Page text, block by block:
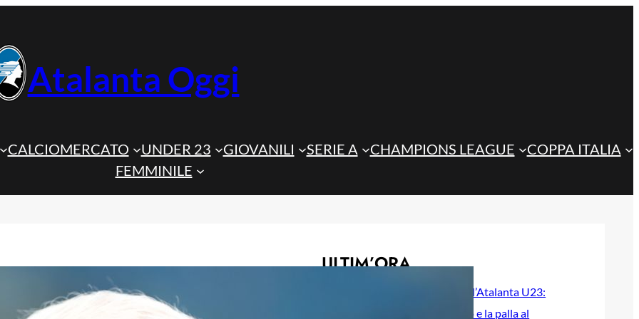
Atalanta Oggi
CALCIOMERCATO UNDER 23 GIOVANILI SERIE A CHAMPIONS LEAGUE
COPPA ITALIA
FEMMINILE
ULTIM’ORA
Beati ridisegna l’Atalanta U23:
difesa a quattro e la palla al